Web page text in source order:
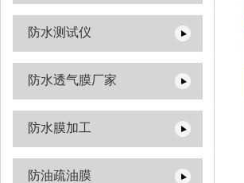
防水测试仪
防水透气膜厂家
防水膜加工
防油疏油膜